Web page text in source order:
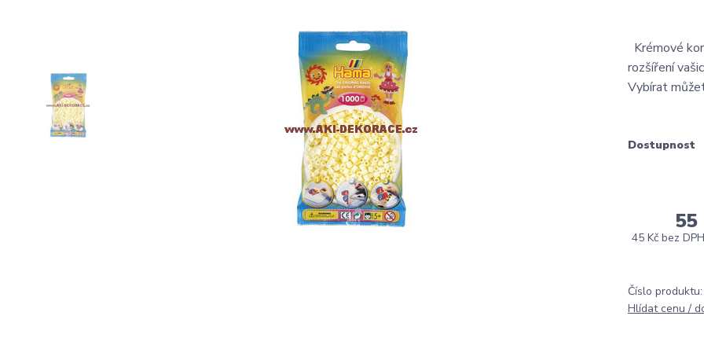
Krémové
rozšíření
Vybírat
Dostupnost
55
45 Kč bez DPH
Číslo produktu:
Hlídat cenu /